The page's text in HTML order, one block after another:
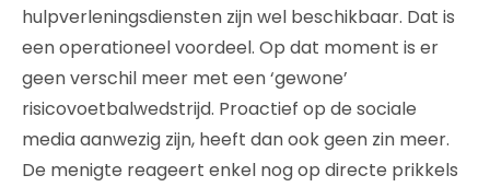
hulpverleningsdiensten zijn wel beschikbaar. Dat is
een operationeel voordeel. Op dat moment is er
geen verschil meer met een ‘gewone’
risicovoetbalwedstrijd. Proactief op de sociale
media aanwezig zijn, heeft dan ook geen zin meer.
De menigte reageert enkel nog op directe prikkels